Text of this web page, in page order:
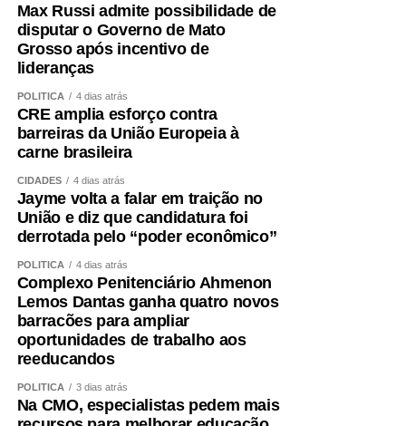
Max Russi admite possibilidade de
disputar o Governo de Mato
Grosso após incentivo de
lideranças
POLÍTICA 4 dias atrás
CRE amplia esforço contra
barreiras da União Europeia à
carne brasileira
CIDADES 4 dias atrás
Jayme volta a falar em traição no
União e diz que candidatura foi
derrotada pelo “poder econômico”
POLÍTICA 4 dias atrás
Complexo Penitenciário Ahmenon
Lemos Dantas ganha quatro novos
barracões para ampliar
oportunidades de trabalho aos
reeducandos
POLÍTICA 3 dias atrás
Na CMO, especialistas pedem mais